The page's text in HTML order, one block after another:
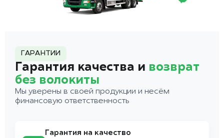
ГАРАНТИИ
Гарантия качества и возврат
без волокиты
Мы уверены в своей продукции и несём
финансовую ответственность
Гарантия на качество